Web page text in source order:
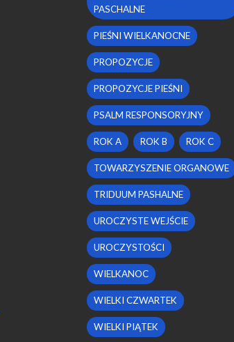
PASCHALNE
PIEŚNI WIELKANOCNE
PROPOZYCJE
PROPOZYCJE PIEŚNI
PSALM RESPONSORYJNY
ROK A ROK B ROK C
TOWARZYSZENIE ORGANOWE
TRIDUUM PASHALNE
UROCZYSTE WEJŚCIE
UROCZYSTOŚCI
WIELKANOC
WIELKI CZWARTEK
WIELKI PIĄTEK